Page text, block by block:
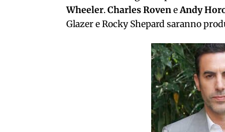
Wheeler.Charles RoveneAndy
Glazer e Rocky Shepard saranno